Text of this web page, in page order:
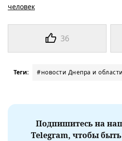
36
человек
Теги: #новости Днепра и области
Подпишитесь на
Telegram, чтобы быть